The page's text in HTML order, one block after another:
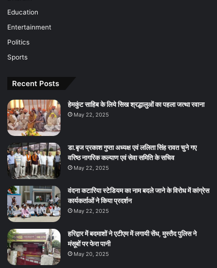
Education
Entertainment
Politics
Sports
Recent Posts
हेमकुंट साहिब के लिये सिख श्रद्धालुओं का पहला जत्था रवाना
May 22, 2025
डा.बृज प्रकाश गुप्ता अध्यक्ष एवं ललिता सिंह रावत चुने गए
वरिष्ठ नागरिक कल्याण एवं सेवा समिति के सचिव
May 22, 2025
वंदना कटारिया स्टेडियम का नाम बदले जाने के विरोध में कांग्रेस
कार्यकर्ताओं ने किया प्रदर्शन
May 22, 2025
हरिद्वार में बदमाशों ने एटीएम में लगायी सेंध, मुस्तैद पुलिस ने
मंसूबों पर फेरा पानी
May 20, 2025